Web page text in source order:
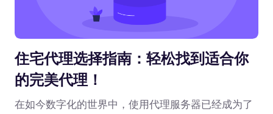
住宅代理选择指南：轻松找到适合你
的完美代理！
在如今数字化的世界中，使用代理服务器已经成为了